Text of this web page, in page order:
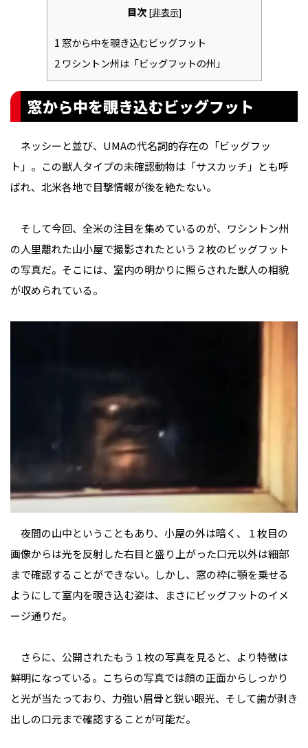
目次 [非表示]
1 窓から中を覗き込むビッグフット
2ワシントン州は「ビッグフットの州」
窓から中を覗き込むビッグフット
ネッシーと並び、UMAの代名詞的存在の「ビッグフッ
ト」。この獣人タイプの未確認動物は「サスカッチ」とも呼
ばれ、北米各地で目撃情報が後を絶たない。
そして今回、全米の注目を集めているのが、ワシントン州
の人里離れた山小屋で撮影されたという２枚のビッグフット
の写真だ。そこには、室内の明かりに照らされた獣人の相貌
が収められている。
夜間の山中ということもあり、小屋の外は暗く、１枚目の
画像からは光を反射した右目と盛り上がった口元以外は細部
まで確認することができない。しかし、窓の枠に顎を乗せる
ようにして室内を覗き込む姿は、まさにビッグフットのイメ
ージ通りだ。
さらに、公開されたもう１枚の写真を見ると、より特徴は
鮮明になっている。こちらの写真では顔の正面からしっかり
と光が当たっており、力強い眉骨と鋭い眼光、そして歯が剥き
出しの口元まで確認することが可能だ。